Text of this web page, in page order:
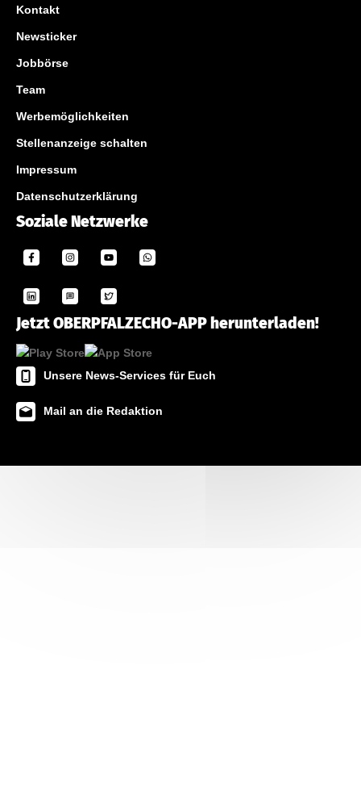
Kontakt
Newsticker
Jobbörse
Team
Werbemöglichkeiten
Stellenanzeige schalten
Impressum
Datenschutzerklärung
Soziale Netzwerke
Jetzt OBERPFALZECHO-APP herunterladen!
Unsere News-Services für Euch
Mail an die Redaktion